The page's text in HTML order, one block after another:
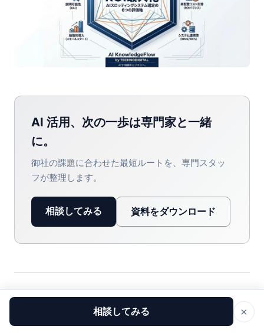
AI 活用、次の一歩は専門家と一緒
に。
御社の課題に合わせた最短ルートを、専門スタッ
フが整理します。
相談してみる 資料をダウンロード
コメント
相談してみる ×